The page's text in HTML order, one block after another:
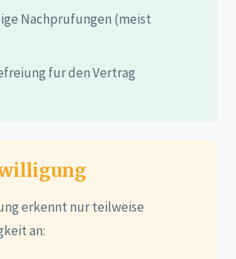
Nachprufungen (meist
fur den Vertrag
erkennt nur teilweise
an: